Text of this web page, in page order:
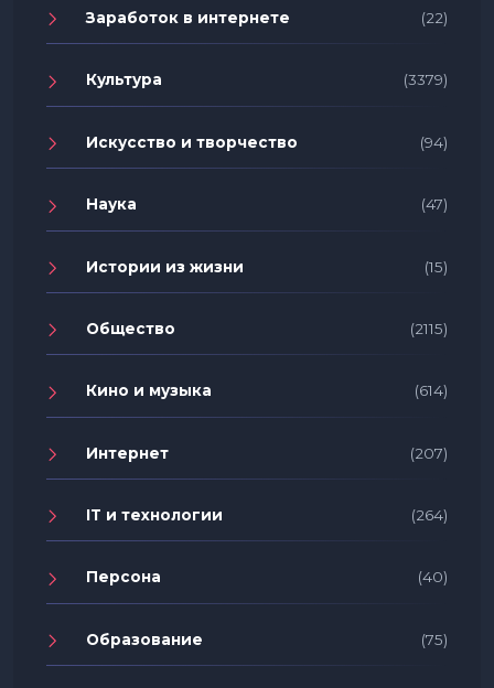
Заработок в интернете (22)
Культура (3379)
Искусство и творчество (94)
Наука (47)
Истории из жизни (15)
Общество (2115)
Кино и музыка (614)
Интернет (207)
IT и технологии (264)
Персона (40)
Образование (75)